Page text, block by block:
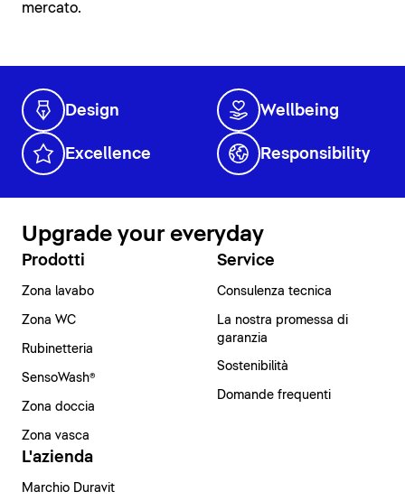
mercato.
Design Wellbeing
Excellence Responsibility
Upgrade your everyday
Prodotti
Zona lavabo
Zona WC
Rubinetteria
SensoWash®
Zona doccia
Zona vasca
Service
Consulenza tecnica
La nostra promessa di
garanzia
Sostenibilità
Domande frequenti
L'azienda
Marchio Duravit